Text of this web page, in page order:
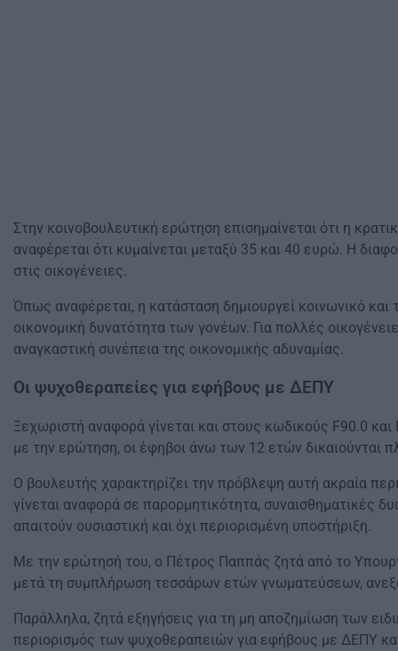
Στην κοινοβουλευτική ερώτηση επισημαίνεται ότι η
αναφέρεται ότι κυμαίνεται μεταξύ 35 και 40 ευρώ. Η
στις οικογένειες.
Όπως αναφέρεται, η κατάσταση δημιουργεί κοινωνικό
οικονομική δυνατότητα των γονέων. Για πολλές
αναγκαστική συνέπεια της οικονομικής αδυναμίας.
Οι ψυχοθεραπείες για εφήβους με ΔΕΠΥ
Ξεχωριστή αναφορά γίνεται και στους κωδικούς F90.0
με την ερώτηση, οι έφηβοι άνω των 12 ετών δικαιούνται
Ο βουλευτής χαρακτηρίζει την πρόβλεψη αυτή ακραία
γίνεται αναφορά σε παρορμητικότητα, συναισθηματικές
απαιτούν ουσιαστική και όχι περιορισμένη υποστήριξη.
Με την ερώτησή του, ο Πέτρος Παππάς ζητά από το
μετά τη συμπλήρωση τεσσάρων ετών γνωματεύσεων,
Παράλληλα, ζητά εξηγήσεις για τη μη αποζημίωση των
περιορισμός των ψυχοθεραπειών για εφήβους με ΔΕΠΥ